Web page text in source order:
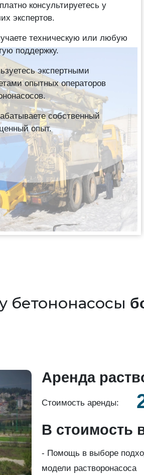
консультируетесь у
экспертов.
техническую или любую
поддержку.
экспертными
опытных операторов
собственный
опыт.
бетононасосы
Аренда
Стоимость аренды:
В стоимость
- Помощь в выборе
модели растворонасоса